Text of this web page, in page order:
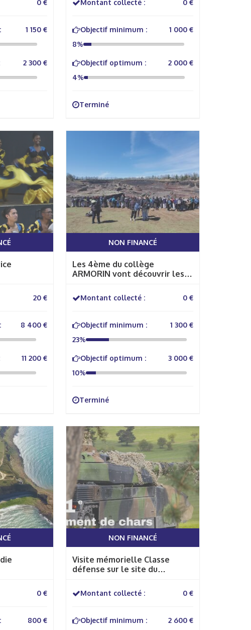
0 €
1 150 €
2 300 €
Montant collecté : 0 €
Objectif minimum :
1 000 €
8%
Objectif optimum :
2 000 €
4%
Terminé
20 €
8 400 €
11 200 €
NON FINANCÉ
Les 4ème du collège
ARMORIN vont découvrir les
Montant collecté : 0 €
Objectif minimum :
1 300 €
23%
Objectif optimum :
3 000 €
10%
Terminé
0 €
800 €
NON FINANCÉ
Visite mémorielle Classe
défense sur le site du
Montant collecté : 0 €
Objectif minimum :
2 600 €